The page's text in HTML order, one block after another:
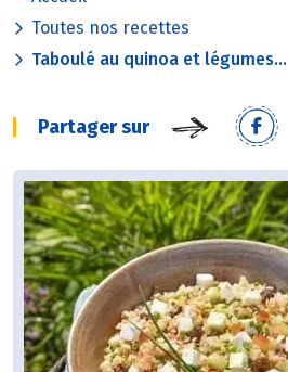
Toutes nos recettes
Taboulé au quinoa et légumes...
Partager sur